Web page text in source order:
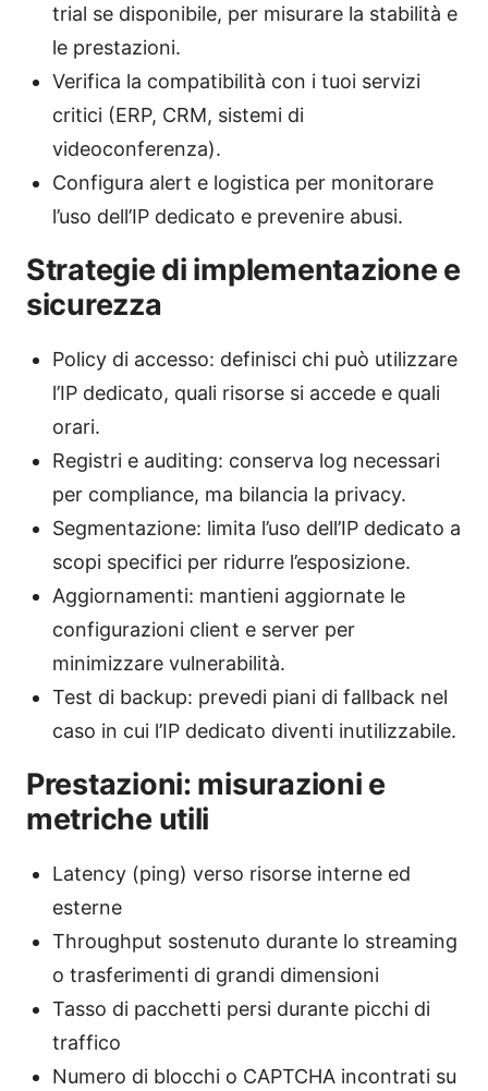
trial se disponibile, per misurare la stabilità e
le prestazioni.
Verifica la compatibilità con i tuoi servizi
critici (ERP, CRM, sistemi di
videoconferenza).
Configura alert e logistica per monitorare
l’uso dell’IP dedicato e prevenire abusi.
Strategie di implementazione e
sicurezza
Policy di accesso: definisci chi può utilizzare
l’IP dedicato, quali risorse si accede e quali
orari.
Registri e auditing: conserva log necessari
per compliance, ma bilancia la privacy.
Segmentazione: limita l’uso dell’IP dedicato a
scopi specifici per ridurre l’esposizione.
Aggiornamenti: mantieni aggiornate le
configurazioni client e server per
minimizzare vulnerabilità.
Test di backup: prevedi piani di fallback nel
caso in cui l’IP dedicato diventi inutilizzabile.
Prestazioni: misurazioni e
metriche utili
Latency (ping) verso risorse interne ed
esterne
Throughput sostenuto durante lo streaming
o trasferimenti di grandi dimensioni
Tasso di pacchetti persi durante picchi di
traffico
Numero di blocchi o CAPTCHA incontrati su